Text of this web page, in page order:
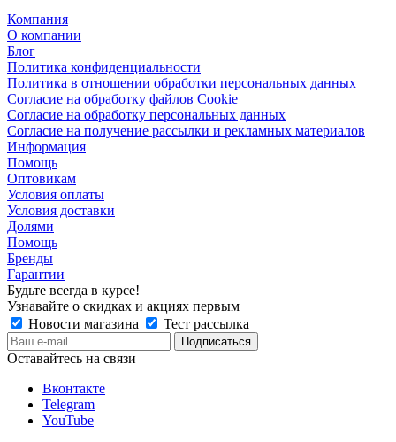
Компания
О компании
Блог
Политика конфиденциальности
Политика в отношении обработки персональных данных
Согласие на обработку файлов Cookie
Согласие на обработку персональных данных
Согласие на получение рассылки и рекламных материалов
Информация
Помощь
Оптовикам
Условия оплаты
Условия доставки
Долями
Помощь
Бренды
Гарантии
Будьте всегда в курсе!
Узнавайте о скидках и акциях первым
Новости магазина
Тест рассылка
Оставайтесь на связи
Вконтакте
Telegram
YouTube